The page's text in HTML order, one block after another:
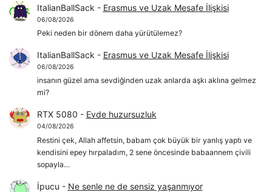
ItalianBallSack - Erasmus ve Uzak Mesafe İlişkisi
06/08/2026
Peki neden bir dönem daha yürütülemez?
ItalianBallSack - Erasmus ve Uzak Mesafe İlişkisi
06/08/2026
insanın güzel ama sevdiğinden uzak anlarda aşkı aklına gelmez
mi?
RTX 5080 - Evde huzursuzluk
04/08/2026
Restini çek, Allah affetsin, babam çok büyük bir yanlış yaptı ve
kendisini epey hırpaladım, 2 sene öncesinde babaannem çivili
sopayla…
İpucu - Ne senle ne de sensiz yaşanmıyor